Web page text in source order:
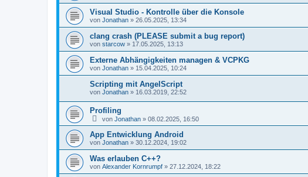
Visual Studio - Kontrolle über die Konsole
von Jonathan » 26.05.2025, 13:34
clang crash (PLEASE submit a bug report)
von starcow » 17.05.2025, 13:13
Externe Abhängigkeiten managen & VCPKG
von Jonathan » 15.04.2025, 10:24
Scripting mit AngelScript
von Jonathan » 16.03.2019, 22:52
Profiling
von Jonathan » 08.02.2025, 16:50
App Entwicklung Android
von Jonathan » 30.12.2024, 19:02
Was erlauben C++?
von Alexander Kornrumpf » 27.12.2024, 18:22